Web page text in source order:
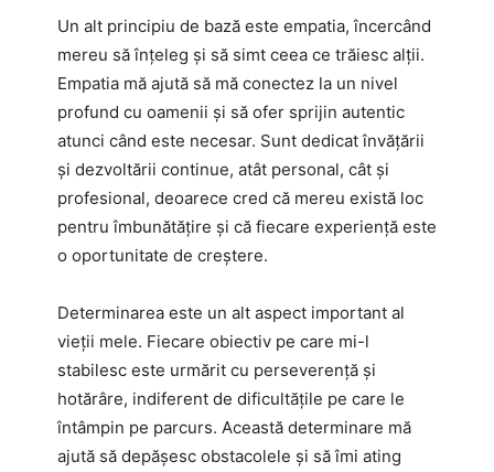
Un alt principiu de bază este empatia, încercând
mereu să înțeleg și să simt ceea ce trăiesc alții.
Empatia mă ajută să mă conectez la un nivel
profund cu oamenii și să ofer sprijin autentic
atunci când este necesar. Sunt dedicat învățării
și dezvoltării continue, atât personal, cât și
profesional, deoarece cred că mereu există loc
pentru îmbunătățire și că fiecare experiență este
o oportunitate de creștere.
Determinarea este un alt aspect important al
vieții mele. Fiecare obiectiv pe care mi-l
stabilesc este urmărit cu perseverență și
hotărâre, indiferent de dificultățile pe care le
întâmpin pe parcurs. Această determinare mă
ajută să depășesc obstacolele și să îmi ating